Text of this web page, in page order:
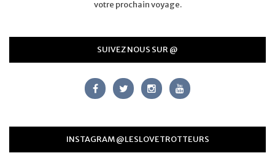
votre prochain voyage.
SUIVEZ NOUS SUR @
INSTAGRAM @LESLOVETROTTEURS